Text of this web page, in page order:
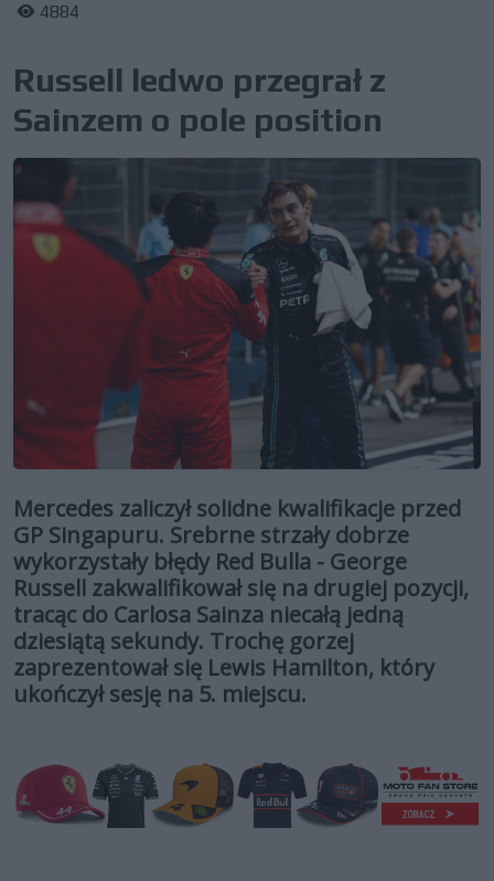
4884
Russell ledwo przegrał z
Sainzem o pole position
Mercedes zaliczył solidne kwalifikacje przed
GP Singapuru. Srebrne strzały dobrze
wykorzystały błędy Red Bulla - George
Russell zakwalifikował się na drugiej pozycji,
tracąc do Carlosa Sainza niecałą jedną
dziesiątą sekundy. Trochę gorzej
zaprezentował się Lewis Hamilton, który
ukończył sesję na 5. miejscu.